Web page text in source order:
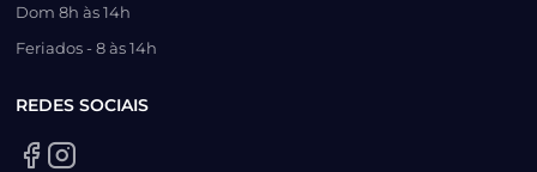
Dom 8h às 14h
Feriados - 8 às 14h
REDES SOCIAIS